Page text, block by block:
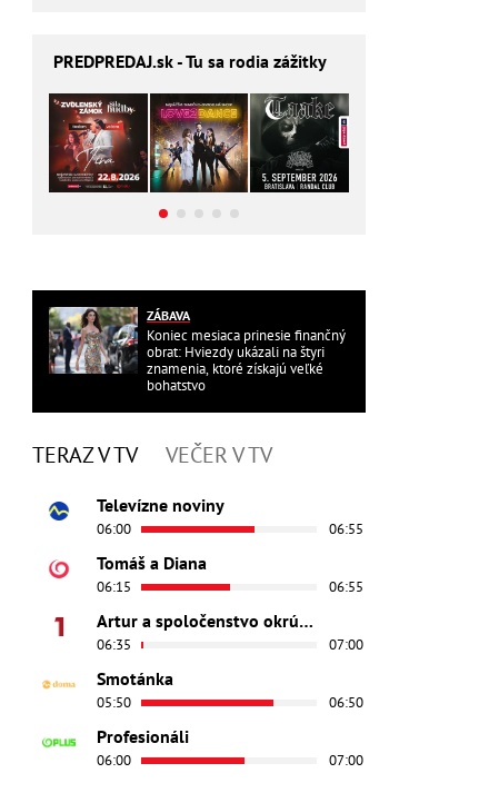
PREDPREDAJ.sk - Tu sa rodia zážitky
ZÁBAVA
Koniec mesiaca prinesie finančný
obrat: Hviezdy ukázali na štyri
znamenia, ktoré získajú veľké
bohatstvo
TERAZ V TV VEČER V TV
Televízne noviny
06:00 06:55
Tomáš a Diana
06:15 06:55
Artur a spoločenstvo okrúhleho stola - Princezná Ginevra
06:35 07:00
Smotánka
05:50 06:50
Profesionáli
06:00 07:00